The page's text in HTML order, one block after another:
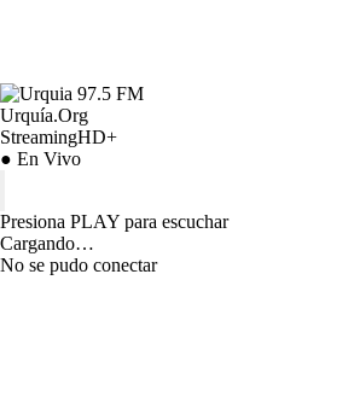
Urquía.Org
StreamingHD+
● En Vivo
Presiona PLAY para escuchar
Cargando…
No se pudo conectar